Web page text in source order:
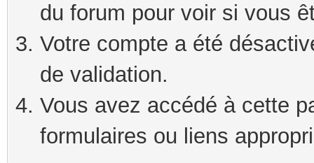
du forum pour voir si vous
Votre compte a été
de validation.
Vous avez accédé à cette
formulaires ou liens